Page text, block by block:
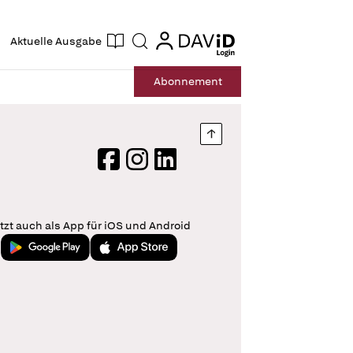
Aktuelle Ausgabe Suche login
login
Abonnement
Nach oben springen
FacebookInstagram
LinkedIn
auch als App für iOS und Android
Jetzt bei Google PlayLaden im App Store